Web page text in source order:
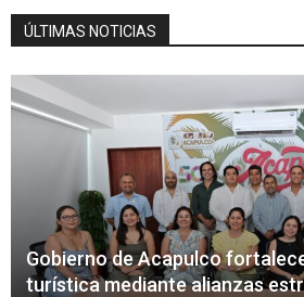
ÚLTIMAS NOTICIAS
Gobierno de Acapulco
turística mediante alianzas